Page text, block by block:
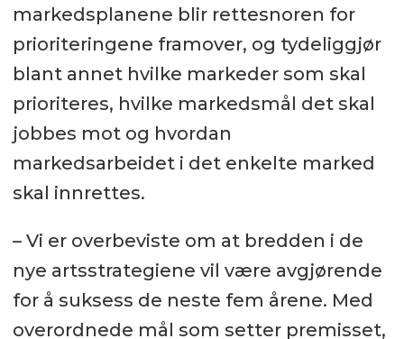
markedsplanene blir rettesnoren for
prioriteringene framover, og tydeliggjør
blant annet hvilke markeder som skal
prioriteres, hvilke markedsmål det skal
jobbes mot og hvordan
markedsarbeidet i det enkelte marked
skal innrettes.
– Vi er overbeviste om at bredden i de
nye artsstrategiene vil være avgjørende
for å suksess de neste fem årene. Med
overordnede mål som setter premisset,